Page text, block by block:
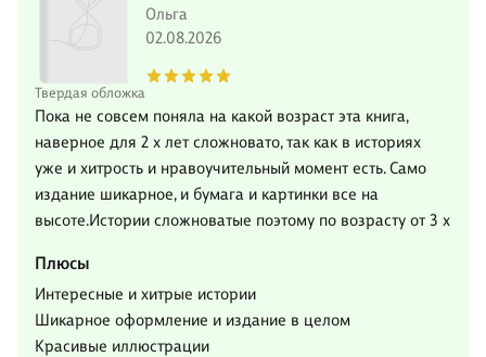
Твердая обложка
Ольга
02.08.2026
Пока не совсем поняла на какой возраст эта книга,
наверное для 2 х лет сложновато, так как в историях
уже и хитрость и нравоучительный момент есть. Само
издание шикарное, и бумага и картинки все на
высоте.Истории сложноватые поэтому по возрасту от 3 х
Плюсы
Интересные и хитрые истории
Шикарное оформление и издание в целом
Красивые иллюстрации